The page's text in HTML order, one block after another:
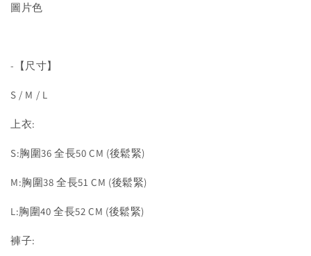
圖片色
-【尺寸】
S / M / L
上衣:
S:胸圍36 全長50 CM (後鬆緊)
M:胸圍38 全長51 CM (後鬆緊)
L:胸圍40 全長52 CM (後鬆緊)
褲子: